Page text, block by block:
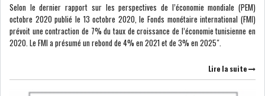
Selon le dernier rapport sur les perspectives de l’économie mondiale (PEM)
octobre 2020 publié le 13 octobre 2020, le Fonds monétaire international (FMI)
prévoit une contraction de 7% du taux de croissance de l’économie tunisienne en
2020. Le FMI a présumé un rebond de 4% en 2021 et de 3% en 2025″.
Lire la suite